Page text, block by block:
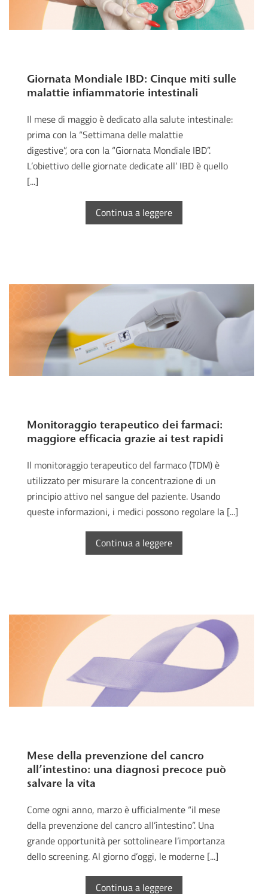
Giornata Mondiale IBD: Cinque miti sulle
malattie infiammatorie intestinali
Il mese di maggio è dedicato alla salute intestinale:
prima con la “Settimana delle malattie
digestive”, ora con la “Giornata Mondiale IBD”.
L’obiettivo delle giornate dedicate all’ IBD è quello
[...]
Continua a leggere
Monitoraggio terapeutico dei farmaci:
maggiore efficacia grazie ai test rapidi
Il monitoraggio terapeutico del farmaco (TDM) è
utilizzato per misurare la concentrazione di un
principio attivo nel sangue del paziente. Usando
queste informazioni, i medici possono regolare la [...]
Continua a leggere
Mese della prevenzione del cancro
all’intestino: una diagnosi precoce può
salvare la vita
Come ogni anno, marzo è ufficialmente “il mese
della prevenzione del cancro all’intestino”. Una
grande opportunità per sottolineare l’importanza
dello screening. Al giorno d’oggi, le moderne [...]
Continua a leggere